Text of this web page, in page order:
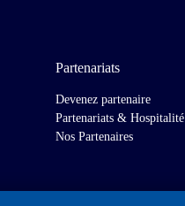
Partenariats
Devenez partenaire
Partenariats & Hospitalité
Nos Partenaires